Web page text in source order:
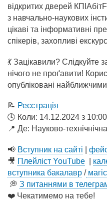
відкритих дверей
з навчально-наукових
цікаві та інформативні
спікерів, захопливі
💃 Зацікавили? Слідкуйте
нічого не проґавити!
опубліковані
📝 Реєстрація
🕓 Коли: 14.12.2024 з
📍 Де: Науково-
📢 Вступник на сайті
🎥 Плейліст YouTube
вступника бакалавр /
💭 З питаннями в
❤️ Чекатимемо на тебе!